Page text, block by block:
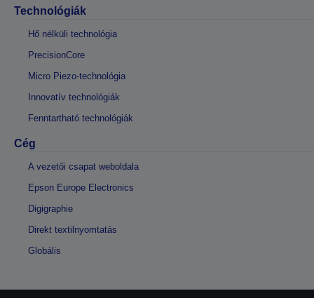
Technológiák
Hő nélküli technológia
PrecisionCore
Micro Piezo-technológia
Innovatív technológiák
Fenntartható technológiák
Cég
A vezetői csapat weboldala
Epson Europe Electronics
Digigraphie
Direkt textilnyomtatás
Globális